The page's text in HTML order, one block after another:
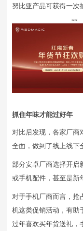
努比亚产品可获得一次
抓住年味才能过好年
对比后发现，各家厂商
全面，做到了线上线下
部分安卓厂商选择开启
或手机配件，甚至是新
对于手机厂商而言，抢
机这类促销活动，有助
过年喜欢买年货送礼，